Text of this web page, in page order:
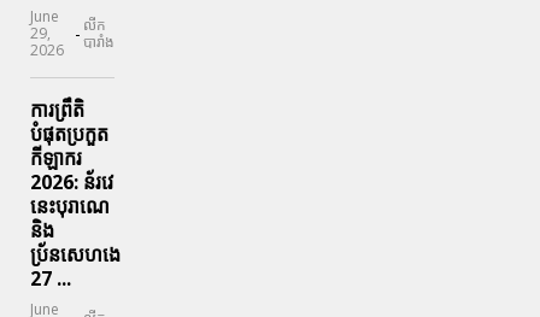
June
29,
2026
- លីក
បារាំង
ការព្រឹតិ
បំផុតប្រកួត
កីឡាករ
2026: ន័រវេ
នេះបុរាណេ
និង
ប្រ័នសេហងេ
27 ...
June